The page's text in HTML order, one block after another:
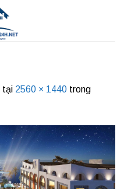
tại 2560 × 1440 trong